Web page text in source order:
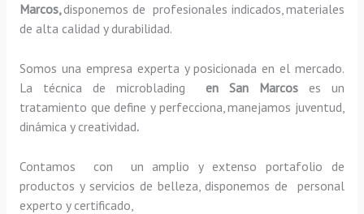
Marcos,disponemos de profesionales indicados, materiales
de alta calidad y durabilidad.
Somos una empresa experta y posicionada en el mercado.
La técnica de microblading en San Marcos es un
tratamiento que define y perfecciona, manejamos juventud,
dinámica y creatividad.
Contamos con un amplio y extenso portafolio de
productos y servicios de belleza, disponemos de personal
experto y certificado,